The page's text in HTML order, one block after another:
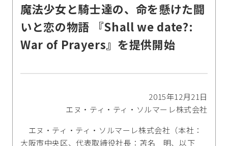
魔法少女と騎士達の、命を懸けた闘
いと恋の物語 『Shall we date?:
War of Prayers』を提供開始
2015年12月21日
エヌ・ティ・ティ・ソルマーレ株式会社
エヌ・ティ・ティ・ソルマーレ株式会社（本社：
大阪市中央区、代表取締役社長：苫名 明、以下